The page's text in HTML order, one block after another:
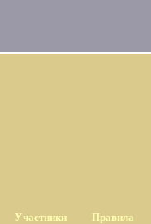
Участники Правила